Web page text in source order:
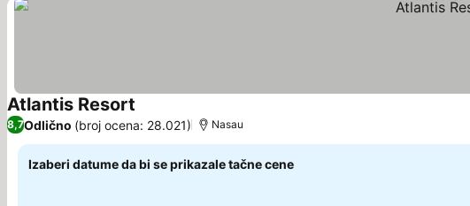
Atlantis Resort
8,7Odlično (broj ocena: 28.021) Nasau
Izaberi datume da bi se prikazale tačne cene